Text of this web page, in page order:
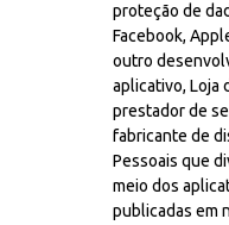
proteção de
Facebook,
outro
aplicativo, Loja
prestador de
fabricante de
Pessoais que
meio dos
publicadas em